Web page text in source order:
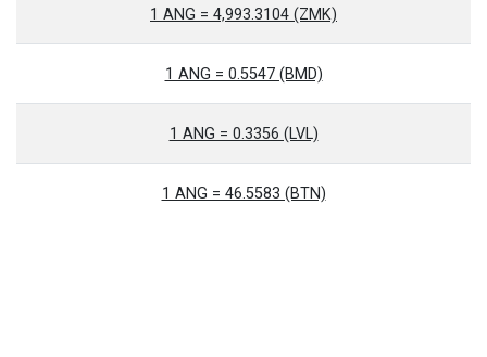
1 ANG = 4,993.3104 (ZMK)
1 ANG = 0.5547 (BMD)
1 ANG = 0.3356 (LVL)
1 ANG = 46.5583 (BTN)